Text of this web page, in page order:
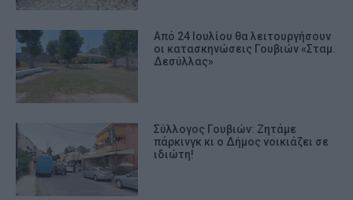
Από 24 Ιουλίου θα λειτουργήσουν
οι κατασκηνώσεις Γουβιών «Σταμ.
Δεσύλλας»
Σύλλογος Γουβιών: Ζητάμε
πάρκινγκ κι ο Δήμος νοικιάζει σε
ιδιώτη!